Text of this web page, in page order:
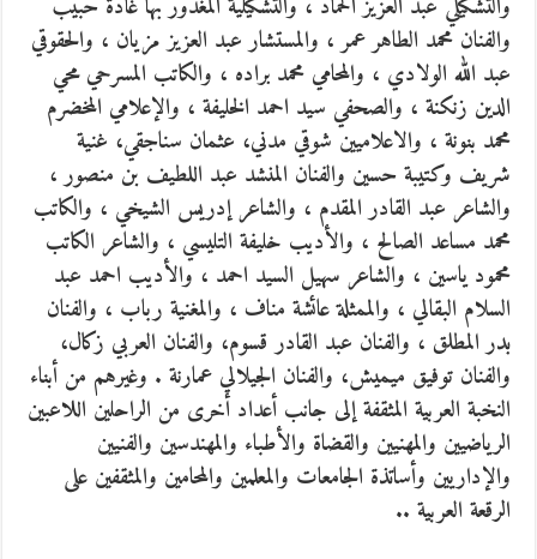
والتشكيلي عبد العزيز الحماد ، والتشكيلية المغدور بها غادة حبيب
والفنان محمد الطاهر عمر ، والمستشار عبد العزيز مزيان ، والحقوقي
عبد الله الولادي ، والمحامي محمد براده ، والكاتب المسرحي محي
الدين زنكنة ، والصحفي سيد احمد الخليفة ، والإعلامي المخضرم
محمد بنونة ، والاعلاميين شوقي مدني، عثمان سناجقي، غنية
شريف وكتيبة حسين والفنان المنشد عبد اللطيف بن منصور ،
والشاعر عبد القادر المقدم ، والشاعر إدريس الشيخي ، والكاتب
محمد مساعد الصالح ، والأديب خليفة التليسي ، والشاعر الكاتب
محمود ياسين ، والشاعر سهيل السيد احمد ، والأديب احمد عبد
السلام البقالي ، والممثلة عائشة مناف ، والمغنية رباب ، والفنان
بدر المطلق ، والفنان عبد القادر قسوم، والفنان العربي زكال،
والفنان توفيق ميميش، والفنان الجيلالي عمارنة . وغيرهم من أبناء
النخبة العربية المثقفة إلى جانب أعداد أخرى من الراحلين اللاعبين
الرياضيين والمهنيين والقضاة والأطباء والمهندسين والفنيين
والإداريين وأساتذة الجامعات والمعلمين والمحامين والمثقفين على
الرقعة العربية ..